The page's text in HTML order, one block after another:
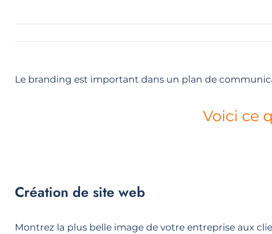
Le branding est important dans un plan de
Voici ce
Création de site web
Montrez la plus belle image de votre entreprise aux